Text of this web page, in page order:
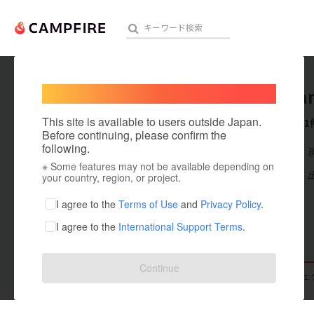
人気のプロジェクト 注目の
アート・写真
テクノロジー・ガジェット
映像・映画
ビジネス・起業
まちづくり・地域活性化
This site is available to users outside Japan.
Before continuing, please confirm the
following.
※ Some features may not be available depending on
your country, region, or project.
I agree to the Terms of Use and Privacy Policy.
I agree to the International Support Terms.
Continue
cloud
これまでに1
出身国：日本
と もっと見る
プロジェクト プロジ